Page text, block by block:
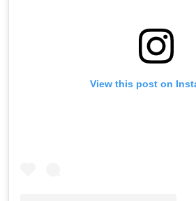
View this post on